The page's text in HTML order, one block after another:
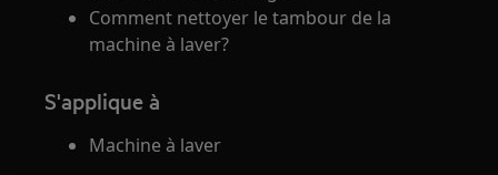
Comment nettoyer le tambour de la
machine à laver?
S'applique à
Machine à laver